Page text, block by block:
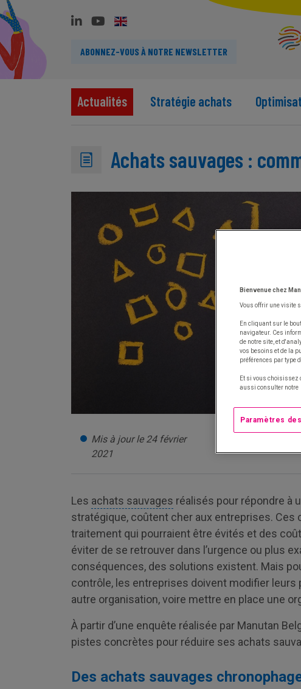
ABONNEZ-VOUS À NOTRE NEWSLETTER
Actualités Stratégie achats
Achats sauvages :
Mis à jour le 24 février
2021
Les achats sauvages réalisés pour répondre à
stratégique, coûtent cher aux entreprises.
traitement qui pourraient être évités et des
éviter de se retrouver dans l’urgence ou plus
conséquences, des solutions existent. Mais
contrôle, les entreprises doivent modifier
autre organisation, voire mettre en place une
À partir d’une enquête réalisée par Manutan
pistes concrètes pour réduire ses achats
Des achats sauvages
Bienvenue chez
Vous offrir une visite
En cliquant sur le
navigateur. Ces
de notre site, et
vos besoins et de la
préférences par type
Et si vous choisissez
aussi consulter notre
Paramètres